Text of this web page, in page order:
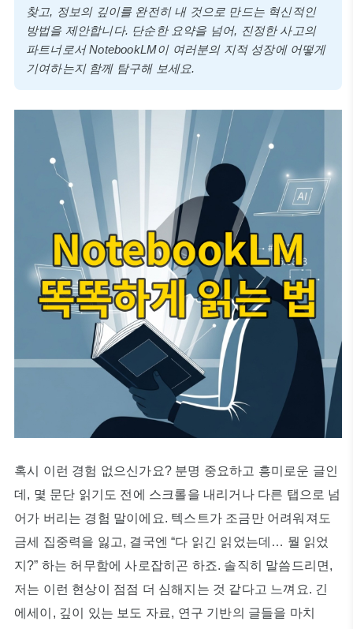
찾고, 정보의 깊이를 완전히 내 것으로 만드는 혁신적인
방법을 제안합니다. 단순한 요약을 넘어, 진정한 사고의
파트너로서 NotebookLM이 여러분의 지적 성장에 어떻게
기여하는지 함께 탐구해 보세요.
혹시 이런 경험 없으신가요? 분명 중요하고 흥미로운 글인
데, 몇 문단 읽기도 전에 스크롤을 내리거나 다른 탭으로 넘
어가 버리는 경험 말이에요. 텍스트가 조금만 어려워져도
금세 집중력을 잃고, 결국엔 “다 읽긴 읽었는데… 뭘 읽었
지?” 하는 허무함에 사로잡히곤 하죠. 솔직히 말씀드리면,
저는 이런 현상이 점점 더 심해지는 것 같다고 느껴요. 긴
에세이, 깊이 있는 보도 자료, 연구 기반의 글들을 마치